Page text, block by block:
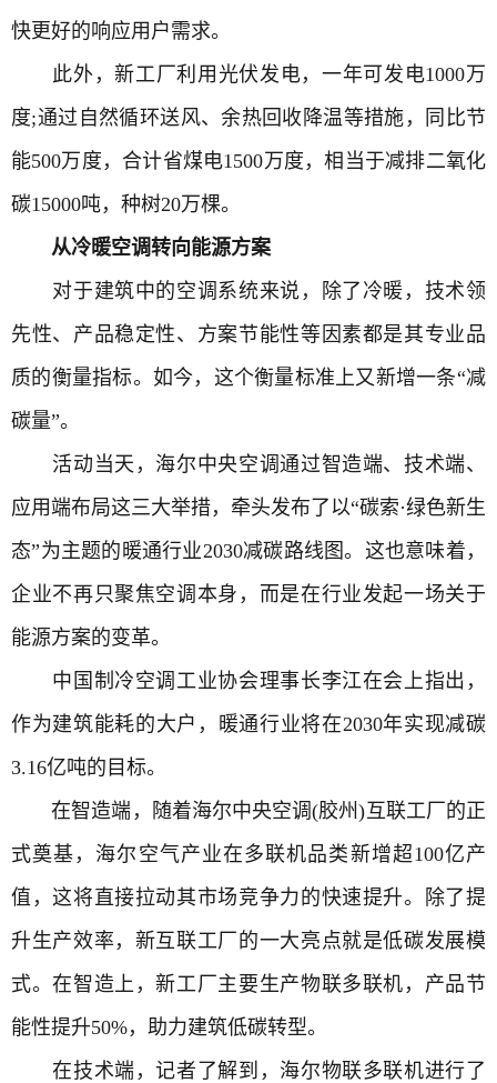
快更好的响应用户需求。
此外，新工厂利用 光伏发电，一年可发电1000万
度;通过自然循环送风、余热回收 降温等措施，同比节
能500万度，合计省煤电1500万度，相当于减排二氧化
碳15000吨，种树20万棵。
从冷暖空调转向能源方案
对于建筑中的空调系统来说，除了冷暖，技术领
先性、产品稳定性、方案节能性等因素都是其专业品
质的衡量指标。如今，这个衡量标准上又新增一条“减
碳量”。
活动当天，海尔中央空调通过智造端、技术端、
应用端布局这三大举措，牵头发布了以“碳索·绿色新生
态”为主题的暖通行业2030减碳路线图。这也意味着，
企业不再只聚焦空调本身，而是在行业发起一场关于
能源方案的变革。
中国制冷空调工业协会理事长李江在会上指出，
作为建筑能耗的大户，暖通行业将在2030年实现减碳
3.16亿吨的目标。
在智造端，随着海尔中央空调(胶州)互联工厂的正
式奠基，海尔空气产业在多联机品类新增超100亿产
值，这将直接拉动其市场竞争力的快速提升。除了提
升生产效率，新互联工厂的一大亮点就是低碳发展模
式。在智造上，新工厂主要生产物联多联机，产品节
能性提升50%，助力建筑低碳转型。
在技术端，记者了解到，海尔物联多联机进行了